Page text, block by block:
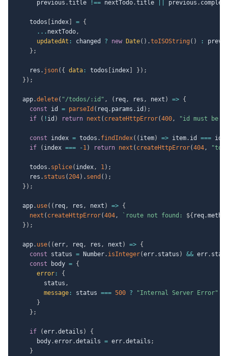
      previous
.title !== nextTodo.title previous .
    todos
index = {
... nextTodo,
updatedAt : changed ? new Date( ) .toISOString ( ) :
} ;
    res
. json( { data : todos index } ) ;
} ) ;
  app
.delete( "/todos/:id" , ( req, res , next ) => {
const id = parseId ( req. params . id ) ;
if
( ! id ) return next ( createHttpError(400, "id must be
const index = todos . findIndex( ( item) => item. id === id
if
( index === - 1) return next ( createHttpError(404,
    todos
. splice( index, 1) ;
    res
. status ( 204) . send ( ) ;
} ) ;
  app
. use( ( req, res , next ) => {
next ( createHttpError(404, ` route not found: ${ req.
} ) ;
  app
. use( (err, req, res , next ) => {
const status = Number. isInteger(err. status ) && err.
const body = {
error :
{
        status
,
message : status === 500 ? "Internal Server Error"
}
} ;
if (err.details )
{
      body
.error.details = err.details ;
}